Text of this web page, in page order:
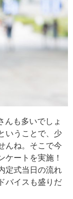
んも多いでしょ
いうことで、少
んね。そこで今
ケートを実施！
定式当日の流れ
バイスも盛りだ